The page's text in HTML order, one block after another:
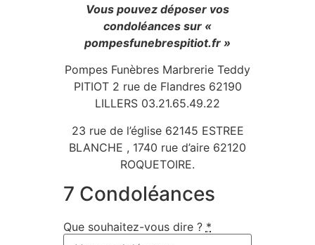
Vous pouvez déposer vos
condoléances sur «
pompesfunebrespitiot.fr »
Pompes Funèbres Marbrerie Teddy
PITIOT 2 rue de Flandres 62190
LILLERS 03.21.65.49.22
23 rue de l’église 62145 ESTREE
BLANCHE , 1740 rue d’aire 62120
ROQUETOIRE.
7 Condoléances
Que souhaitez-vous dire ? *